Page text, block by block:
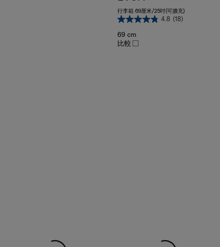
行李箱 69厘米/25吋(可擴充)
4.8 (18)
69 cm
比較